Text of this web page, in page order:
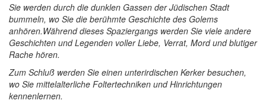
Sie werden durch die dunklen Gassen der Jüdischen Stadt
bummeln, wo Sie die berühmte Geschichte des Golems
anhören.Während dieses Spaziergangs werden Sie viele andere
Geschichten und Legenden voller Liebe, Verrat, Mord und blutiger
Rache hören.
Zum Schluß werden Sie einen unterirdischen Kerker besuchen,
wo Sie mittelalterliche Foltertechniken und Hinrichtungen
kennenlernen.